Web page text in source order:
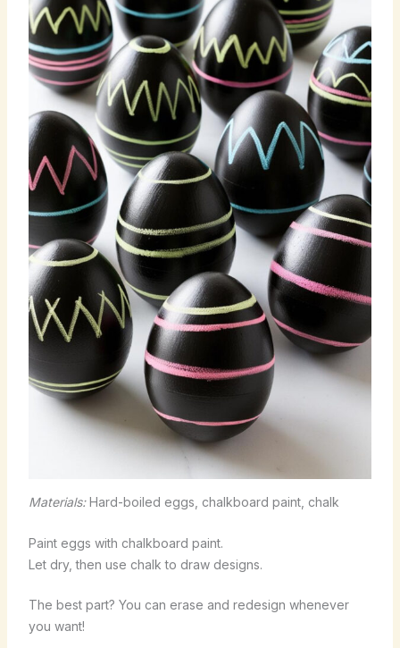
Materials:Hard-boiled eggs, chalkboard paint, chalk
Paint eggs with chalkboard paint.
Let dry, then use chalk to draw designs.
The best part? You can erase and redesign whenever
you want!